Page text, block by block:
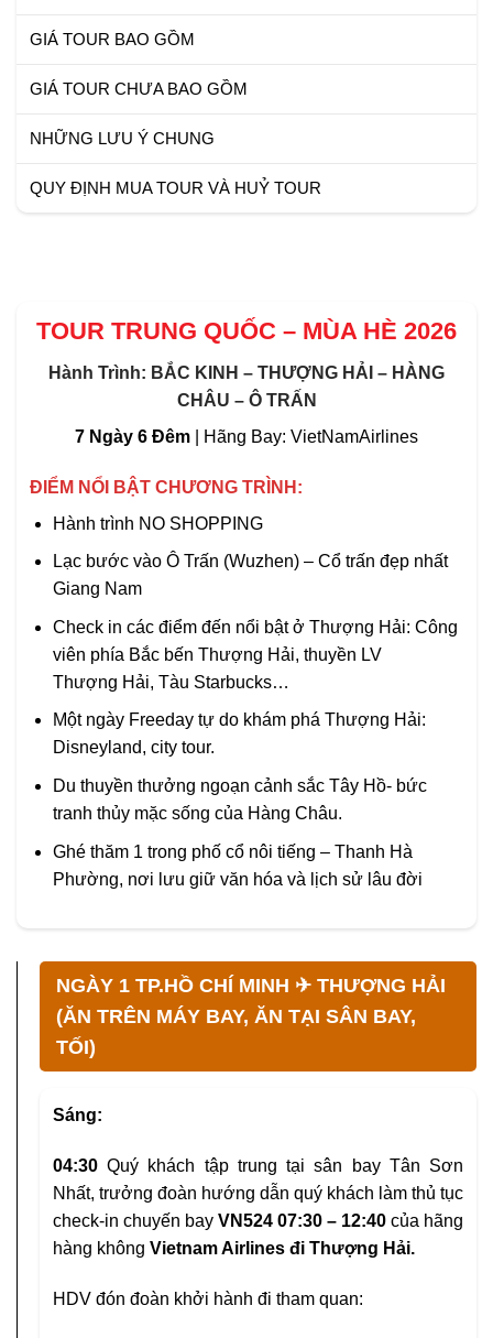
GIÁ TOUR BAO GỒM
GIÁ TOUR CHƯA BAO GỒM
NHỮNG LƯU Ý CHUNG
QUY ĐỊNH MUA TOUR VÀ HUỶ TOUR
TOUR TRUNG QUỐC – MÙA HÈ 2026
Hành Trình: BẮC KINH – THƯỢNG HẢI – HÀNG
CHÂU – Ô TRẤN
7 Ngày 6 Đêm | Hãng Bay: VietNamAirlines
ĐIỂM NỔI BẬT CHƯƠNG TRÌNH:
Hành trình NO SHOPPING
Lạc bước vào Ô Trấn (Wuzhen) – Cổ trấn đẹp nhất
Giang Nam
Check in các điểm đến nổi bật ở Thượng Hải: Công
viên phía Bắc bến Thượng Hải, thuyền LV
Thượng Hải, Tàu Starbucks…
Một ngày Freeday tự do khám phá Thượng Hải:
Disneyland, city tour.
Du thuyền thưởng ngoạn cảnh sắc Tây Hồ- bức
tranh thủy mặc sống của Hàng Châu.
Ghé thăm 1 trong phố cổ nôi tiếng – Thanh Hà
Phường, nơi lưu giữ văn hóa và lịch sử lâu đời
NGÀY 1 TP.HỒ CHÍ MINH ✈ THƯỢNG HẢI
(ĂN TRÊN MÁY BAY, ĂN TẠI SÂN BAY,
TỐI)
Sáng:
04:30 Quý khách tập trung tại sân bay Tân Sơn
Nhất, trưởng đoàn hướng dẫn quý khách làm thủ tục
check-in chuyến bay VN524 07:30 – 12:40 của hãng
hàng không Vietnam Airlines đi Thượng Hải.
HDV đón đoàn khởi hành đi tham quan: